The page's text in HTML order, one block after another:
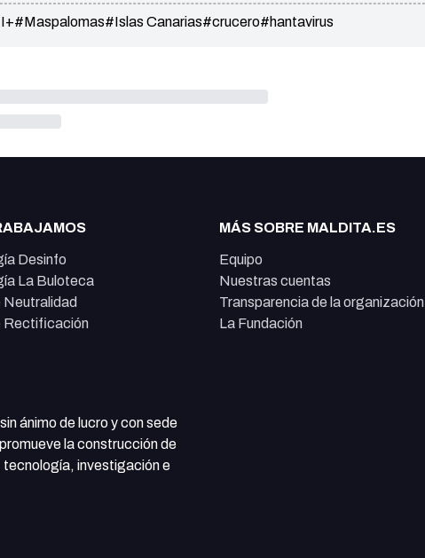
#Maspalomas#Islas Canarias#crucero#hantavirus
Desinfo
La Buloteca
Neutralidad
Rectificación
MÁS SOBRE MALDITA.ES
Equipo
Nuestras cuentas
Transparencia de la organización
La Fundación
ánimo de lucro y con sede
la construcción de
investigación e